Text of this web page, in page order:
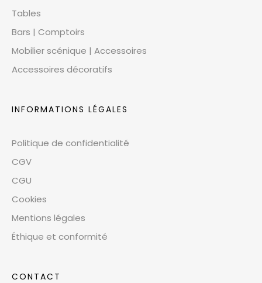
Tables
Bars | Comptoirs
Mobilier scénique | Accessoires
Accessoires décoratifs
INFORMATIONS LÉGALES
Politique de confidentialité
CGV
CGU
Cookies
Mentions légales
Éthique et conformité
CONTACT